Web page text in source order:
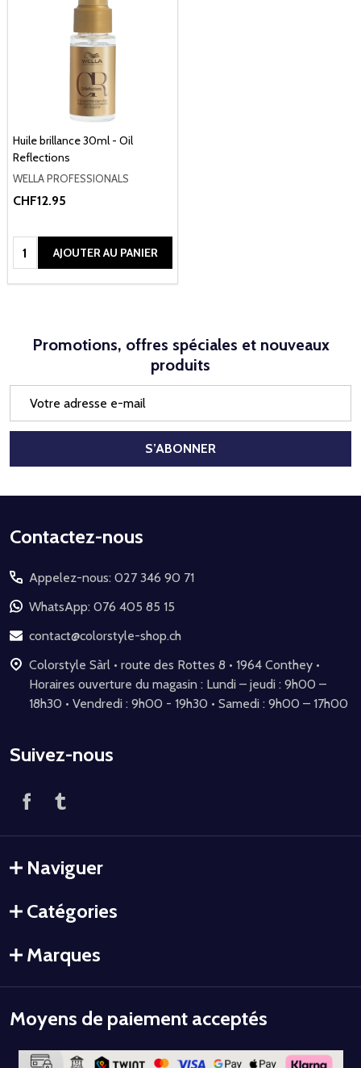
Huile brillance 30ml - Oil
Reflections
WELLA PROFESSIONALS
CHF12.95
Quantité:AJOUTER AU PANIER
Promotions, offres spéciales et nouveaux
produits
mail
S’ABONNER
Début
pied
de
page
Contactez-nous
Appelez-nous: 027 346 90 71
WhatsApp: 076 405 85 15
contact@colorstyle-shop.ch
Colorstyle Sàrl • route des Rottes 8 • 1964 Conthey •
Horaires ouverture du magasin : Lundi – jeudi : 9h00 –
18h30 • Vendredi : 9h00 - 19h30 • Samedi : 9h00 – 17h00
Suivez-nous
Naviguer
Catégories
Marques
Moyens de paiement acceptés